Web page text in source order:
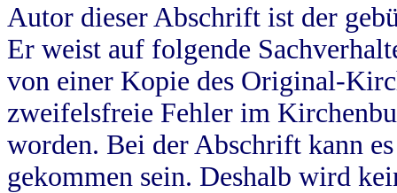
Autor dieser Abschrift ist der
Er weist auf folgende
von einer Kopie des Original-
zweifelsfreie Fehler im
worden. Bei der Abschrift kann
gekommen sein. Deshalb wird